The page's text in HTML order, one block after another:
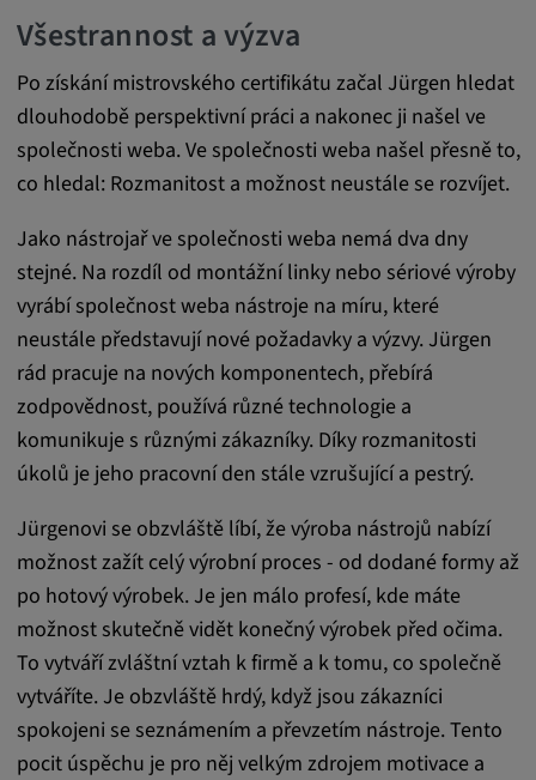
Všestrannost a výzva
Po získání mistrovského certifikátu začal Jürgen hledat
dlouhodobě perspektivní práci a nakonec ji našel ve
společnosti weba. Ve společnosti weba našel přesně to,
co hledal: Rozmanitost a možnost neustále se rozvíjet.
Jako nástrojař ve společnosti weba nemá dva dny
stejné. Na rozdíl od montážní linky nebo sériové výroby
vyrábí společnost weba nástroje na míru, které
neustále představují nové požadavky a výzvy. Jürgen
rád pracuje na nových komponentech, přebírá
zodpovědnost, používá různé technologie a
komunikuje s různými zákazníky. Díky rozmanitosti
úkolů je jeho pracovní den stále vzrušující a pestrý.
Jürgenovi se obzvláště líbí, že výroba nástrojů nabízí
možnost zažít celý výrobní proces - od dodané formy až
po hotový výrobek. Je jen málo profesí, kde máte
možnost skutečně vidět konečný výrobek před očima.
To vytváří zvláštní vztah k firmě a k tomu, co společně
vytváříte. Je obzvláště hrdý, když jsou zákazníci
spokojeni se seznámením a převzetím nástroje. Tento
pocit úspěchu je pro něj velkým zdrojem motivace a
youtube.com, google.com, doubleclick.net
Účel:
VISITOR_INFO1_LIVE slouží k rozpoznání
a řešení problémů se službou. YSC používá
služba YouTube k ukládání uživatelských
vstupů a jejich přiřazování k akcím uživatele.
Trvání cookies:
1 rok
Vimeo
Statistiky
Statistiky Soubory cookie shromažďují
anonymní informace o chování uživatelů.
Tyto informace nám pomáhají lépe
porozumět chování uživatelů na našich
webových stránkách.
_pk_id.*, _pk_ses.*